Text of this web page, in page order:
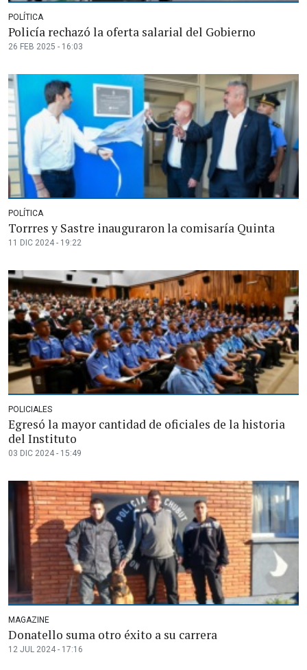
POLÍTICA
Policía rechazó la oferta salarial del Gobierno
26 FEB 2025 - 16:03
POLÍTICA
Torrres y Sastre inauguraron la comisaría Quinta
11 DIC 2024 - 19:22
POLICIALES
Egresó la mayor cantidad de oficiales de la historia
del Instituto
03 DIC 2024 - 15:49
MAGAZINE
Donatello suma otro éxito a su carrera
12 JUL 2024 - 17:16